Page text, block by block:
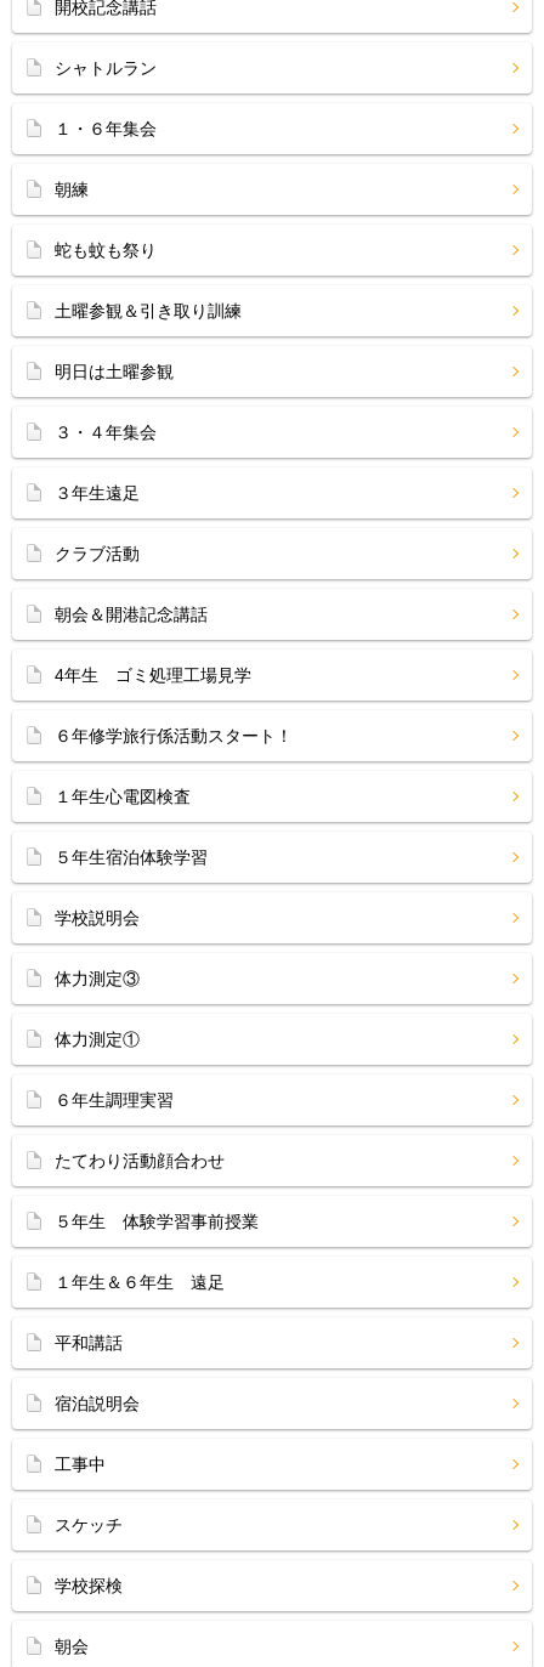
開校記念講話
シャトルラン
１・６年集会
朝練
蛇も蚊も祭り
土曜参観＆引き取り訓練
明日は土曜参観
３・４年集会
３年生遠足
クラブ活動
朝会＆開港記念講話
4年生 ゴミ処理工場見学
６年修学旅行係活動スタート！
１年生心電図検査
５年生宿泊体験学習
学校説明会
体力測定③
体力測定①
６年生調理実習
たてわり活動顔合わせ
５年生 体験学習事前授業
１年生＆６年生 遠足
平和講話
宿泊説明会
工事中
スケッチ
学校探検
朝会